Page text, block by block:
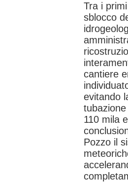
Tra i
sblocco
cantiere
evitando
110 mila
Pozzo il